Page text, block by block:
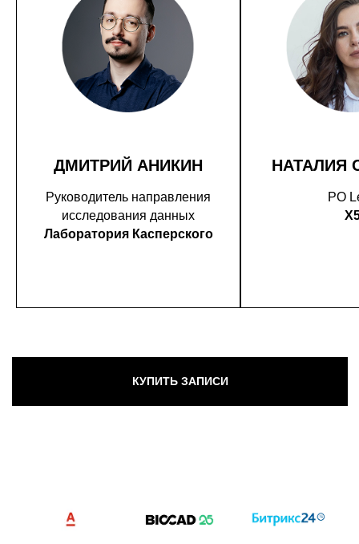
ДМИТРИЙ АНИКИН
Руководитель направления
исследования данных
Лаборатория Касперского
НАТАЛИЯ
PO